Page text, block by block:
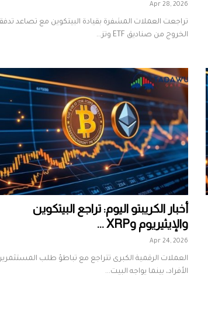
Apr 28, 2026
تراجعت العملات المشفرة بقيادة البيتكوين مع تصاعد
الخروج من صناديق ETF وتز...
أخبار الكريبتو اليوم: تراجع البيتكوين
والإيثيريوم وXRP ...
Apr 24, 2026
العملات الرقمية الكبرى تتراجع مع تباطؤ طلب
الأفراد، بينما يواجه البيت...